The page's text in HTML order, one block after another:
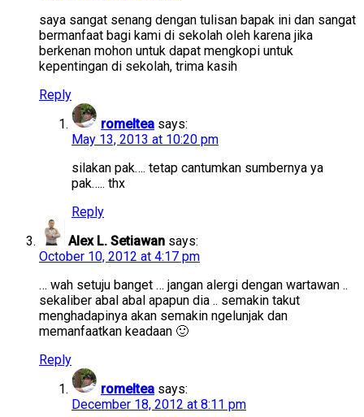
saya sangat senang dengan tulisan bapak ini dan sangat
bermanfaat bagi kami di sekolah oleh karena jika
berkenan mohon untuk dapat mengkopi untuk
kepentingan di sekolah, trima kasih
Reply
romeltea says:
May 13, 2013 at 10:20 pm
silakan pak…. tetap cantumkan sumbernya ya
pak….. thx
Reply
Alex L. Setiawan says:
October 10, 2012 at 4:17 pm
… wah setuju banget … jangan alergi dengan wartawan ..
sekaliber abal abal apapun dia .. semakin takut
menghadapinya akan semakin ngelunjak dan
memanfaatkan keadaan 🙂
Reply
romeltea says:
December 18, 2012 at 8:11 pm